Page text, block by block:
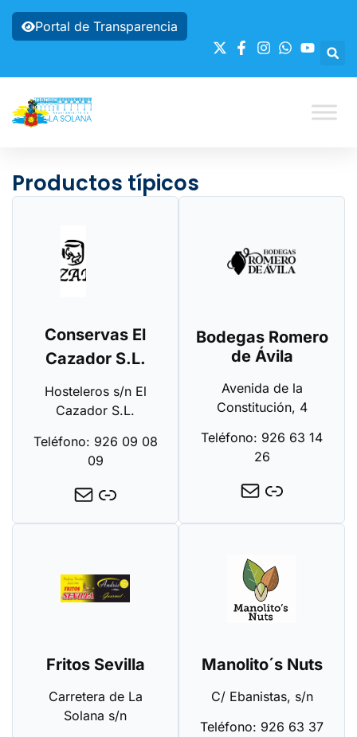
Portal de Transparencia
Productos típicos
Conservas El
Cazador S.L.
Hosteleros s/n El
Cazador S.L.
Teléfono: 926 09 08
09
Bodegas Romero
de Ávila
Avenida de la
Constitución, 4
Teléfono: 926 63 14
26
Fritos Sevilla
Carretera de La
Solana s/n
Manolito´s Nuts
C/ Ebanistas, s/n
Teléfono: 926 63 37